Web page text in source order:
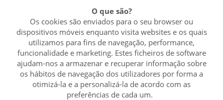
O que são?
Os cookies são enviados para o seu browser ou
dispositivos móveis enquanto visita websites e os quais
utilizamos para fins de navegação, performance,
funcionalidade e marketing. Estes ficheiros de software
ajudam-nos a armazenar e recuperar informação sobre
os hábitos de navegação dos utilizadores por forma a
otimizá-la e a personalizá-la de acordo com as
preferências de cada um.